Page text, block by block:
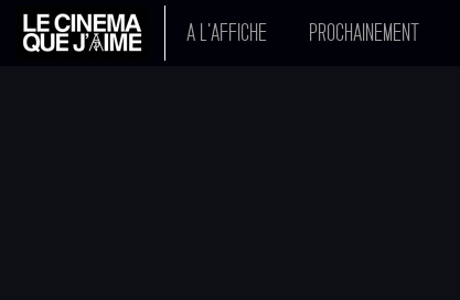
A L'AFFICHE PROCHAINEMENT